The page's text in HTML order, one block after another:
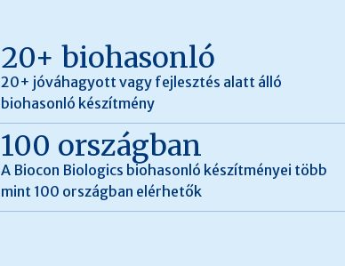
20+ biohasonló
20+ jóváhagyott vagy fejlesztés alatt álló
biohasonló készítmény
100 országban
A Biocon Biologics biohasonló készítményei több
mint 100 országban elérhetők